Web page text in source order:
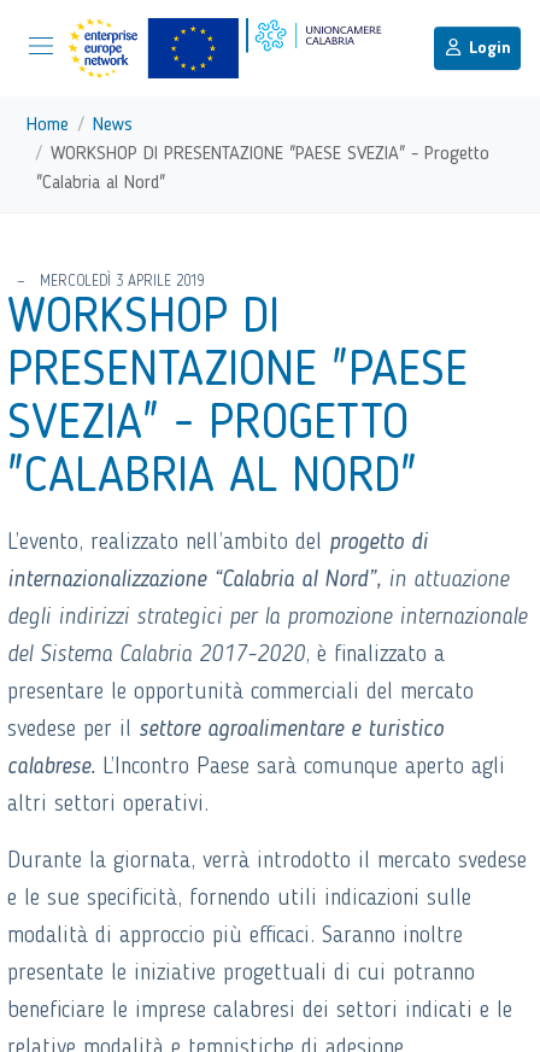
Vai ai contenuti
Login
torna al menu di scelta rapida
Menu di navigazione principale
Home
News
WORKSHOP DI PRESENTAZIONE "PAESE SVEZIA" - Progetto
"Calabria al Nord"
MERCOLEDÌ 3 APRILE 2019
WORKSHOP DI
PRESENTAZIONE "PAESE
SVEZIA" - PROGETTO
"CALABRIA AL NORD"
L’evento, realizzato nell’ambito del progetto di
internazionalizzazione “Calabria al Nord”, in attuazione
degli indirizzi strategici per la promozione internazionale
del Sistema Calabria 2017-2020, è finalizzato a
presentare le opportunità commerciali del mercato
svedese per il settore agroalimentare e turistico
calabrese. L’Incontro Paese sarà comunque aperto agli
altri settori operativi.
Durante la giornata, verrà introdotto il mercato svedese
e le sue specificità, fornendo utili indicazioni sulle
modalità di approccio più efficaci. Saranno inoltre
presentate le iniziative progettuali di cui potranno
beneficiare le imprese calabresi dei settori indicati e le